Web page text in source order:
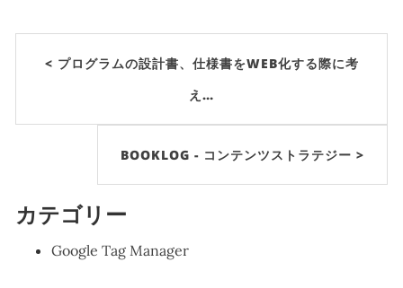
< プログラムの設計書、仕様書をWEB化する際に考
え…
BOOKLOG - コンテンツストラテジー >
カテゴリー
Google Tag Manager